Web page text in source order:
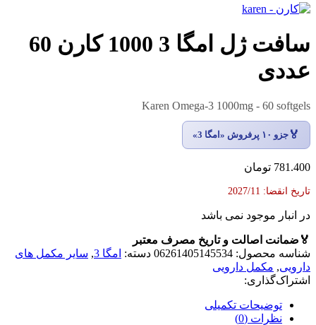
سافت ژل امگا 3 1000 کارن 60
عددی
Karen Omega-3 1000mg - 60 softgels
🏅 جزو ۱۰ پرفروش «امگا 3»
781.400 تومان
تاریخ انقضا: 2027/11
در انبار موجود نمی باشد
🏅 ضمانت اصالت و تاریخ مصرف معتبر
شناسه محصول: 06261405145534 دسته: امگا 3 , سایر مکمل های
دارویی, مکمل دارویی
اشتراک‌گذاری:
توضیحات تکمیلی
نظرات (0)